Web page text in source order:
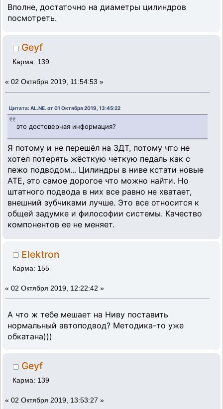
Вполне, достаточно на диаметры цилиндров
посмотреть.
Geyf
Карма: 139
« 02 Октября 2019, 11:54:53 »
Цитата: AL.NE. от 01 Октября 2019, 13:45:22
это достоверная информация?
Я потому и не перешёл на ЗДТ, потому что не
хотел потерять жёсткую четкую педаль как с
пежо подводом... Цилиндры в ниве кстати новые
ATE, это самое дорогое что можно найти. Но
штатного подвода в них все равно не хватает,
внешний зубчиками лучше. Это все относится к
общей задумке и философии системы. Качество
компонентов ее не меняет.
Elektron
Карма: 155
« 02 Октября 2019, 12:22:42 »
А что ж тебе мешает на Ниву поставить
нормальный автоподвод? Методика-то уже
обкатана)))
Geyf
Карма: 139
« 02 Октября 2019, 13:53:27 »